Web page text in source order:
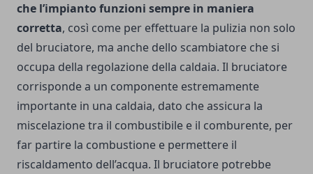
che l’impianto funzioni sempre in maniera
corretta, così come per effettuare la pulizia non solo
del bruciatore, ma anche dello scambiatore che si
occupa della regolazione della caldaia. Il bruciatore
corrisponde a un componente estremamente
importante in una caldaia, dato che assicura la
miscelazione tra il combustibile e il comburente, per
far partire la combustione e permettere il
riscaldamento dell’acqua. Il bruciatore potrebbe